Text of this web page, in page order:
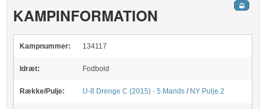
KAMPINFORMATION
Kampnummer: 134117
Idræt: Fodbold
Række/Pulje: U-8 Drenge C (2015) - 5 Mands / NY Pulje 2